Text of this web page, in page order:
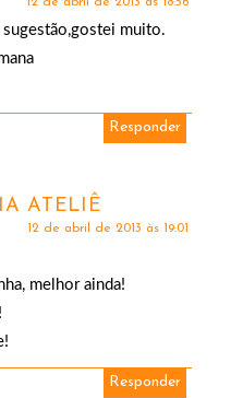
sugestão,gostei muito.
Responder
ATELIÊ
12 de abril de 2013 às 19:01
melhor ainda!
Responder